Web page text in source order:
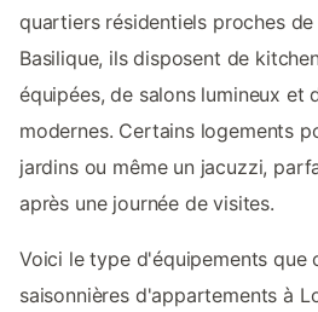
quartiers résidentiels proches
Basilique, ils disposent de
équipées, de salons lumineux et
modernes. Certains logements
jardins ou même un jacuzzi,
après une journée de visites.
Voici le type d'équipements que
saisonnières d'appartements à